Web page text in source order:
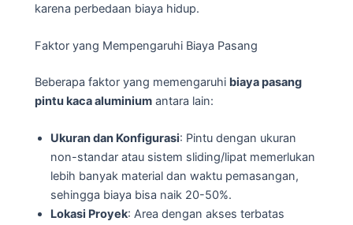
karena perbedaan biaya hidup.
Faktor yang Mempengaruhi Biaya Pasang
Beberapa faktor yang memengaruhi biaya pasang
pintu kaca aluminium antara lain:
Ukuran dan Konfigurasi: Pintu dengan ukuran
non-standar atau sistem sliding/lipat memerlukan
lebih banyak material dan waktu pemasangan,
sehingga biaya bisa naik 20-50%.
Lokasi Proyek: Area dengan akses terbatas